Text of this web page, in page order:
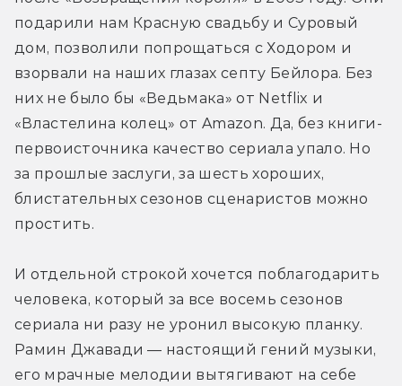
подарили нам Красную свадьбу и Суровый
дом, позволили попрощаться с Ходором и
взорвали на наших глазах септу Бейлора. Без
них не было бы «Ведьмака» от Netflix и
«Властелина колец» от Amazon. Да, без книги-
первоисточника качество сериала упало. Но
за прошлые заслуги, за шесть хороших,
блистательных сезонов сценаристов можно
простить.
И отдельной строкой хочется поблагодарить
человека, который за все восемь сезонов
сериала ни разу не уронил высокую планку.
Рамин Джавади — настоящий гений музыки,
его мрачные мелодии вытягивают на себе